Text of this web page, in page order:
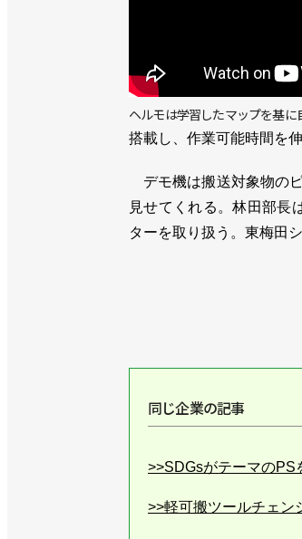
ヘルモは学習したマップを基
搭載し、作業可能時間を伸
デモ機は搬送対象物の
見せてくれる。林田部長
ターを取り扱う。東梅田
同じ企業の記事
>>SDGsがテーマのPS
>>軽可搬ツールチェン